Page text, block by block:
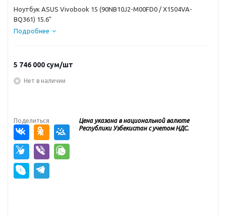
Ноутбук ASUS Vivobook 15 (90NB10J2-M00FD0 / X1504VA-
BQ361) 15.6"
Подробнее
5 746 000 сум/шт
Нет в наличии
Поделиться
Цена указана в национальной валюте
Республики Узбекистан с учетом НДС.